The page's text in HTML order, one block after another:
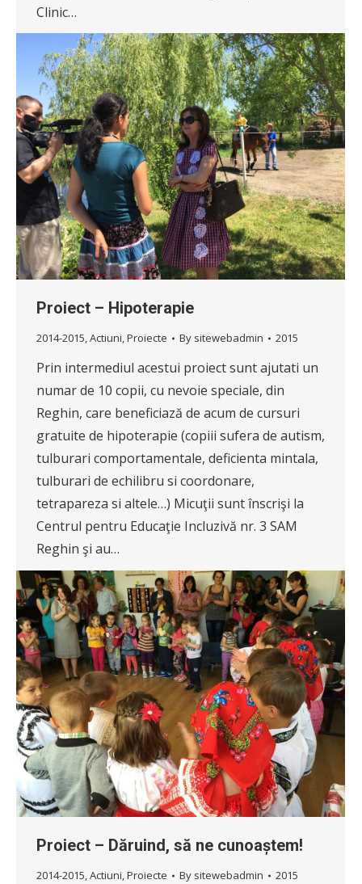
Clinic…
Proiect – Hipoterapie
2014-2015,Actiuni,Proiecte By sitewebadmin 2015
Prin intermediul acestui proiect sunt ajutati un
numar de 10 copii, cu nevoie speciale, din
Reghin, care beneficiază de acum de cursuri
gratuite de hipoterapie (copiii sufera de autism,
tulburari comportamentale, deficienta mintala,
tulburari de echilibru si coordonare,
tetrapareza si altele…) Micuţii sunt înscrişi la
Centrul pentru Educaţie Incluzivă nr. 3 SAM
Reghin şi au…
Proiect – Dăruind, să ne cunoaștem!
2014-2015,Actiuni,Proiecte By sitewebadmin 2015